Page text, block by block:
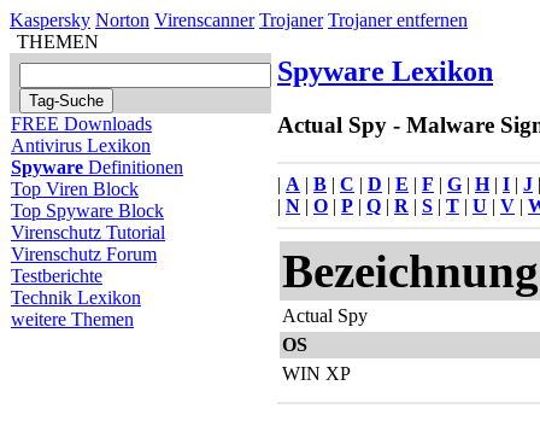
Kaspersky Norton Virenscanner Trojaner Trojaner entfernen
THEMEN
FREE Downloads
Antivirus Lexikon
Spyware Definitionen
Top Viren Block
Top Spyware Block
Virenschutz Tutorial
Virenschutz Forum
Testberichte
Technik Lexikon
weitere Themen
Spyware Lexikon
Actual Spy - Malware
| A | B | C | D | E | F | G | H| I | J
| N | O | P | Q | R | S | T | U | V |
Bezeichnung
Actual Spy
OS
WIN XP